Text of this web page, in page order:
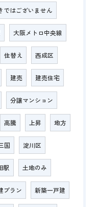
ではございません
大阪メトロ中央線
住替え 西成区
建売 建売住宅
分譲マンション
高騰 上昇 地方
国 淀川区
駅 土地のみ
プラン 新築一戸建